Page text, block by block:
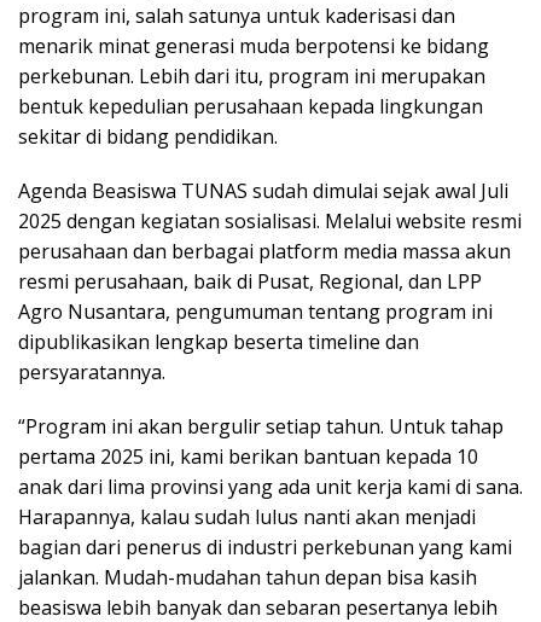
program ini, salah satunya untuk kaderisasi dan
menarik minat generasi muda berpotensi ke bidang
perkebunan. Lebih dari itu, program ini merupakan
bentuk kepedulian perusahaan kepada lingkungan
sekitar di bidang pendidikan.
Agenda Beasiswa TUNAS sudah dimulai sejak awal Juli
2025 dengan kegiatan sosialisasi. Melalui website resmi
perusahaan dan berbagai platform media massa akun
resmi perusahaan, baik di Pusat, Regional, dan LPP
Agro Nusantara, pengumuman tentang program ini
dipublikasikan lengkap beserta timeline dan
persyaratannya.
“Program ini akan bergulir setiap tahun. Untuk tahap
pertama 2025 ini, kami berikan bantuan kepada 10
anak dari lima provinsi yang ada unit kerja kami di sana.
Harapannya, kalau sudah lulus nanti akan menjadi
bagian dari penerus di industri perkebunan yang kami
jalankan. Mudah-mudahan tahun depan bisa kasih
beasiswa lebih banyak dan sebaran pesertanya lebih